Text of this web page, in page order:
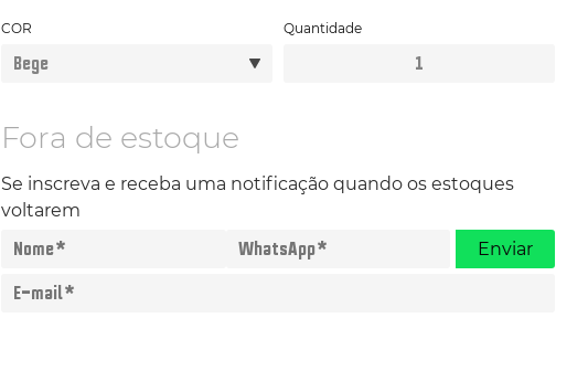
COR
Quantidade
Fora de estoque
Se inscreva e receba uma notificação quando os estoques
voltarem
Enviar